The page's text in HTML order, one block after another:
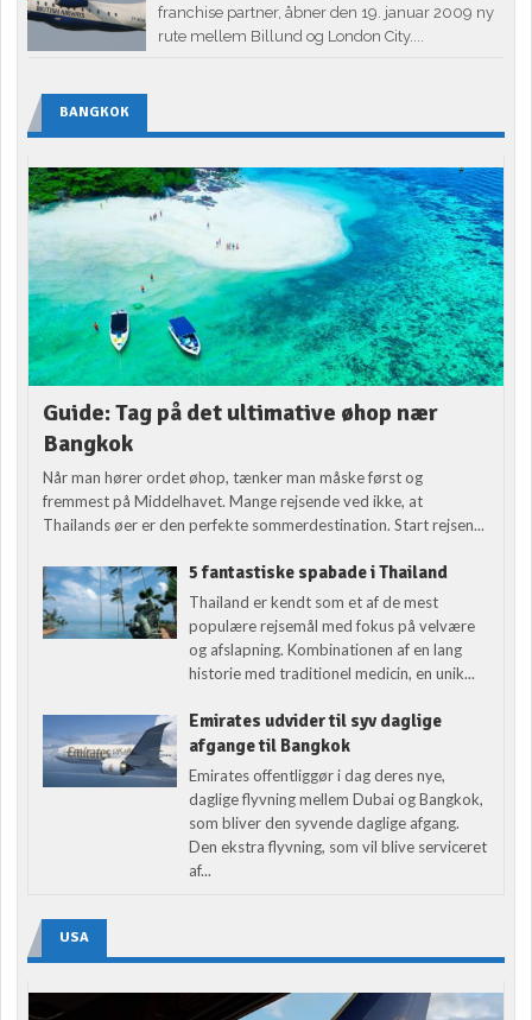
franchise partner, åbner den 19. januar 2009 ny
rute mellem Billund og London City....
BANGKOK
Guide: Tag på det ultimative øhop nær
Bangkok
Når man hører ordet øhop, tænker man måske først og
fremmest på Middelhavet. Mange rejsende ved ikke, at
Thailands øer er den perfekte sommerdestination. Start rejsen...
5 fantastiske spabade i Thailand
Thailand er kendt som et af de mest
populære rejsemål med fokus på velvære
og afslapning. Kombinationen af en lang
historie med traditionel medicin, en unik...
Emirates udvider til syv daglige
afgange til Bangkok
Emirates offentliggør i dag deres nye,
daglige flyvning mellem Dubai og Bangkok,
som bliver den syvende daglige afgang.
Den ekstra flyvning, som vil blive serviceret
af...
USA